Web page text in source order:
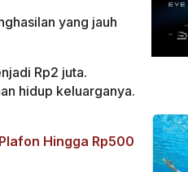
yang jauh
Rp2 juta.
hidup keluarganya.
Hingga Rp500